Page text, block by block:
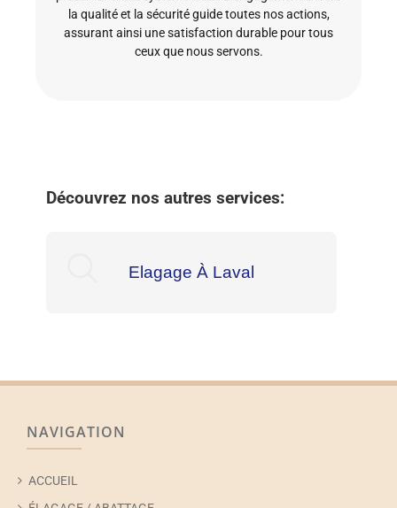
la qualité et la sécurité guide toutes nos actions,
assurant ainsi une satisfaction durable pour tous
ceux que nous servons.
Découvrez nos autres services:
Elagage À Laval
NAVIGATION
ACCUEIL